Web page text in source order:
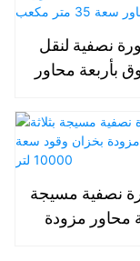
نصفية لنقل
بأربعة محاور
نصفية مسيجة
محاور مزودة